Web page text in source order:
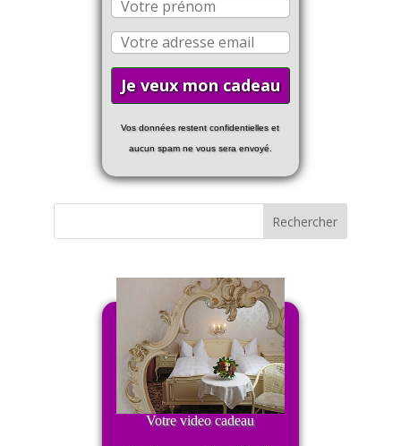
Vos données restent confidentielles et
aucun spam ne vous sera envoyé.
Votre video cadeau